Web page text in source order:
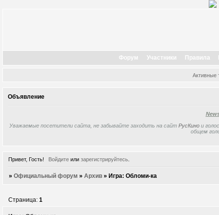
Форум Участники Правила
Активные
Объявление
Уважаемые посетители сайта, не забывайте заходить на сайт РусКино и
общем
Привет, Гость! Войдитеили зарегистрируйтесь.
»Официальный форум »Архив »Игра: Обломи-ка
Страница:1